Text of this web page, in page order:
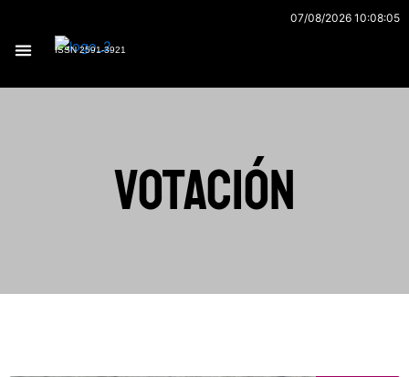
contenido
07/08/2026 10:08:05
ISSN 2591-3921
votación